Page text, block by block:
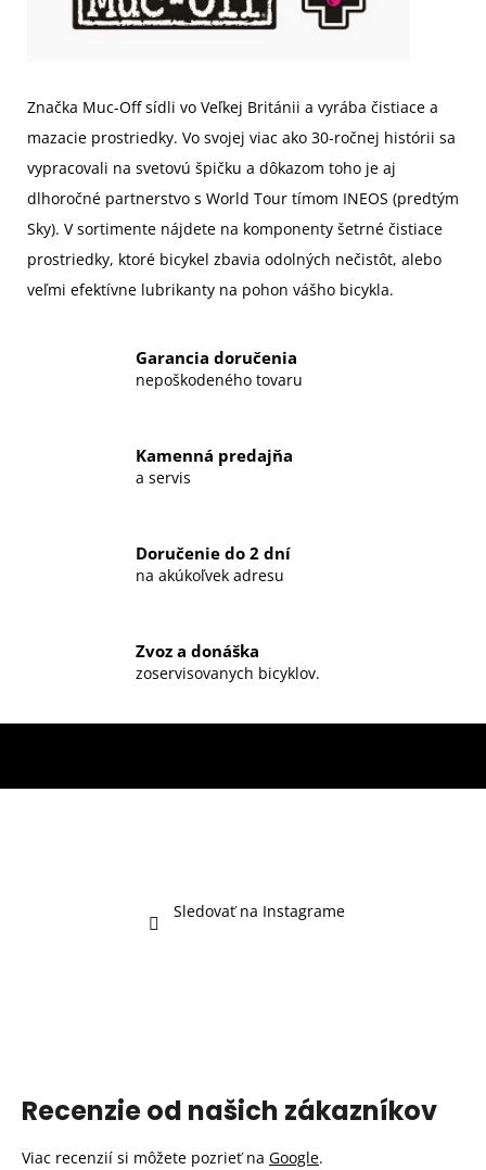
Značka Muc-Off sídli vo Veľkej Británii a vyrába čistiace a
mazacie prostriedky. Vo svojej viac ako 30-ročnej histórii sa
vypracovali na svetovú špičku a dôkazom toho je aj
dlhoročné partnerstvo s World Tour tímom INEOS (predtým
Sky). V sortimente nájdete na komponenty šetrné čistiace
prostriedky, ktoré bicykel zbavia odolných nečistôt, alebo
veľmi efektívne lubrikanty na pohon vášho bicykla.
Garancia doručenia
nepoškodeného tovaru
Kamenná predajňa
a servis
Doručenie do 2 dní
na akúkoľvek adresu
Zvoz a donáška
zoservisovanych bicyklov.
Sledovať na Instagrame
Recenzie od našich zákazníkov
Viac recenzií si môžete pozrieť na Google.